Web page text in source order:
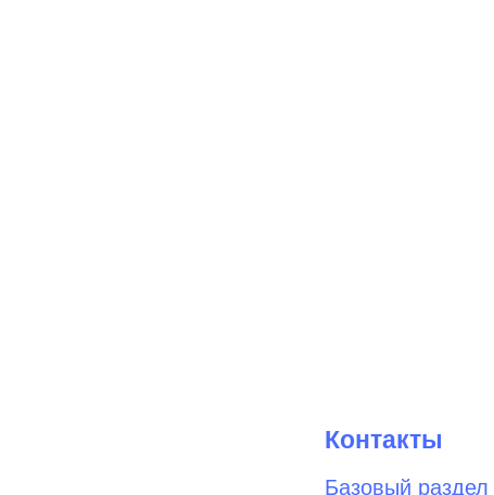
Контакты
Базовый раздел